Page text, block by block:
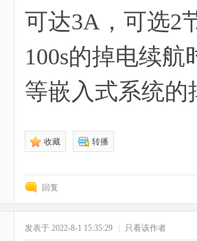
可达3A，可选2
100s的掉电续
等嵌入式系统的
收藏 转播
回复
发表于 2022-8-1 15:35:29 只看该作者